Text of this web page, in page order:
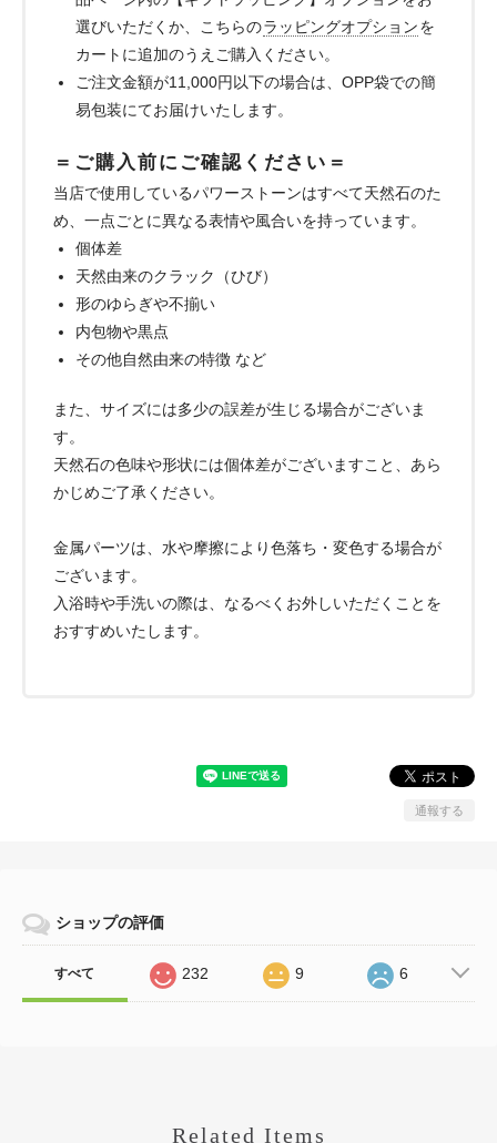
選びいただくか、こちらのラッピングオプションを
カートに追加のうえご購入ください。
ご注文金額が11,000円以下の場合は、OPP袋での簡
易包装にてお届けいたします。
＝ご購入前にご確認ください＝
当店で使用しているパワーストーンはすべて天然石のた
め、一点ごとに異なる表情や風合いを持っています。
個体差
天然由来のクラック（ひび）
形のゆらぎや不揃い
内包物や黒点
その他自然由来の特徴 など
また、サイズには多少の誤差が生じる場合がございま
す。
天然石の色味や形状には個体差がございますこと、あら
かじめご了承ください。
金属パーツは、水や摩擦により色落ち・変色する場合が
ございます。
入浴時や手洗いの際は、なるべくお外しいただくことを
おすすめいたします。
通報する
ショップの評価
すべて 232 9 6
Related Items